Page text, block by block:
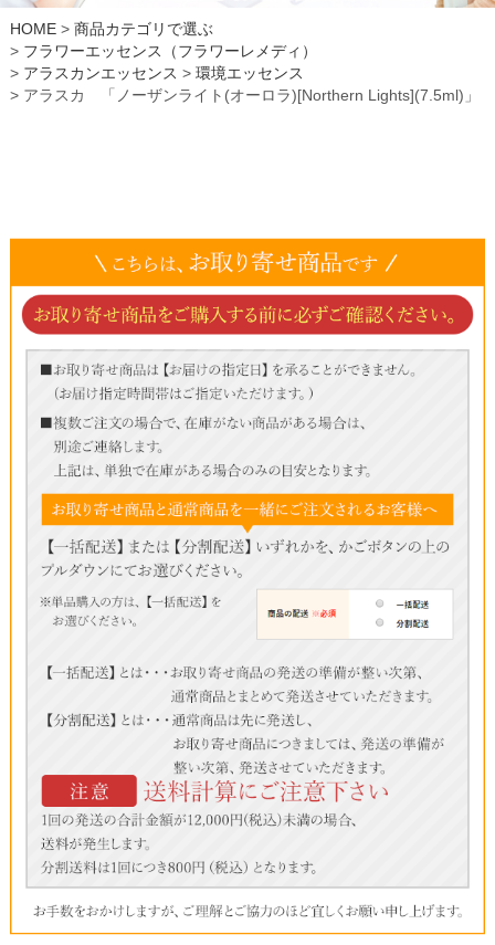
HOME
商品カテゴリで選ぶ
フラワーエッセンス（フラワーレメディ）
アラスカンエッセンス
環境エッセンス
アラスカ 「ノーザンライト(オーロラ)[Northern Lights](7.5ml)」